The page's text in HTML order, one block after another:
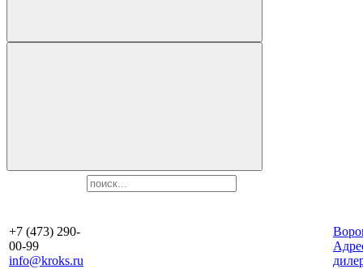
+7 (473) 290-
00-99
info@kroks.ru